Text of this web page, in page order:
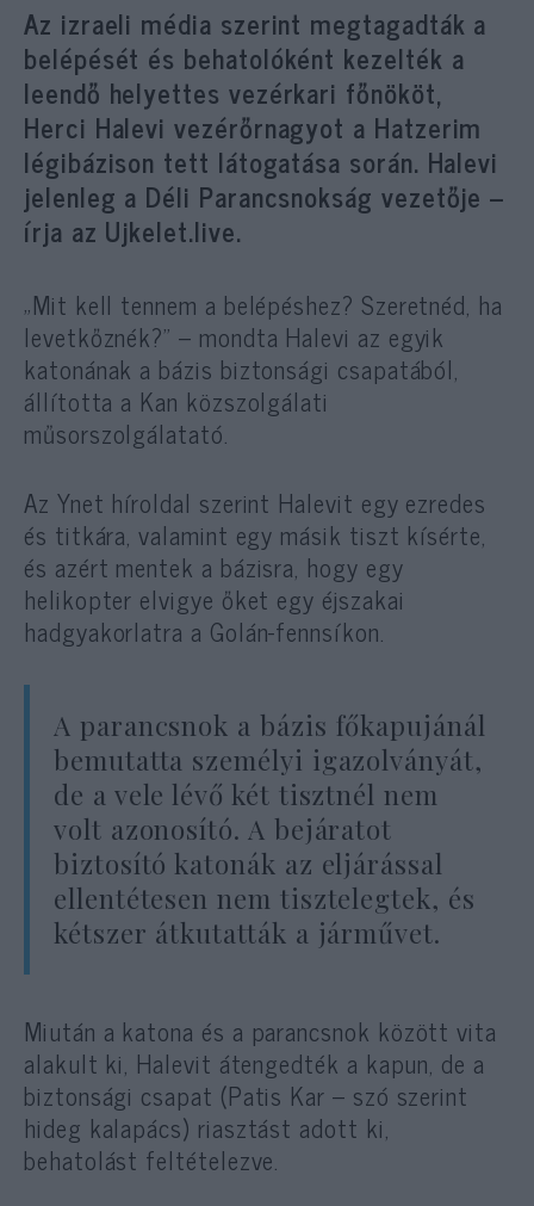
Az izraeli média szerint megtagadták a
belépését és behatolóként kezelték a
leendő helyettes vezérkari főnököt,
Herci Halevi vezérőrnagyot a Hatzerim
légibázison tett látogatása során. Halevi
jelenleg a Déli Parancsnokság vezetője –
írja az Ujkelet.live.
„Mit kell tennem a belépéshez? Szeretnéd, ha
levetkőznék?” – mondta Halevi az egyik
katonának a bázis biztonsági csapatából,
állította a Kan közszolgálati
műsorszolgálatató.
Az Ynet híroldal szerint Halevit egy ezredes
és titkára, valamint egy másik tiszt kísérte,
és azért mentek a bázisra, hogy egy
helikopter elvigye őket egy éjszakai
hadgyakorlatra a Golán-fennsíkon.
A parancsnok a bázis főkapujánál
bemutatta személyi igazolványát,
de a vele lévő két tisztnél nem
volt azonosító. A bejáratot
biztosító katonák az eljárással
ellentétesen nem tisztelegtek, és
kétszer átkutatták a járművet.
Miután a katona és a parancsnok között vita
alakult ki, Halevit átengedték a kapun, de a
biztonsági csapat (Patis Kar – szó szerint
hideg kalapács) riasztást adott ki,
behatolást feltételezve.